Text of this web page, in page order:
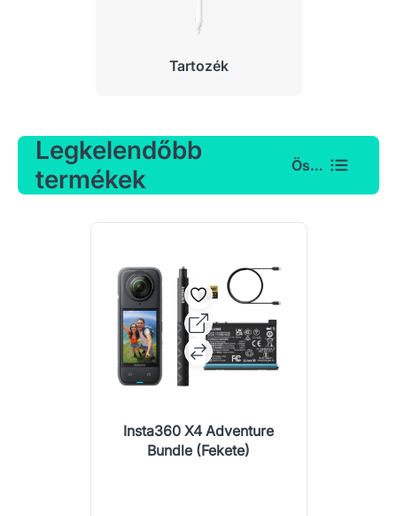
Tartozék
Legkelendőbb
termékek
Összes
Insta360 X4 Adventure
Bundle (Fekete)